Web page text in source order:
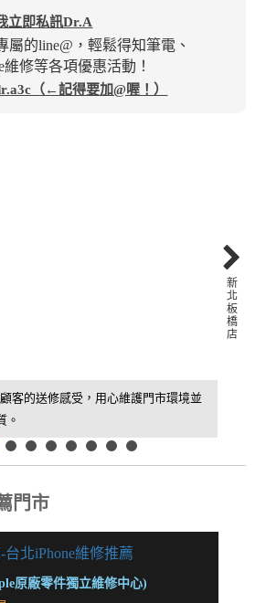
立即私訊Dr.A
（←記得要加@喔！）
客的送修感受，用心維護門市環境並
。
新
北
板
橋
店
門市
原廠零件獨立維修中心)